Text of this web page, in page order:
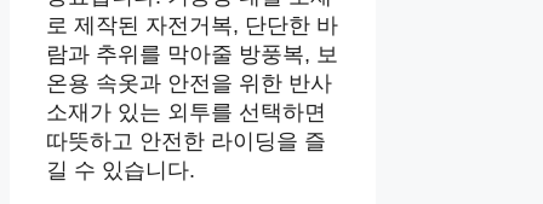
로 제작된 자전거복, 단단한 바
람과 추위를 막아줄 방풍복, 보
온용 속옷과 안전을 위한 반사
소재가 있는 외투를 선택하면
따뜻하고 안전한 라이딩을 즐
길 수 있습니다.